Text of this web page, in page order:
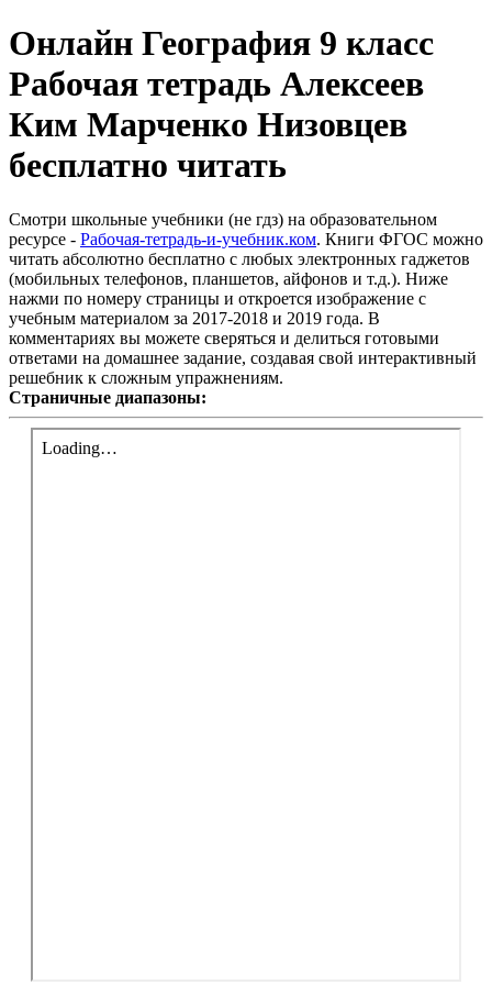
Онлайн География 9 класс
Рабочая тетрадь Алексеев
Ким Марченко Низовцев
бесплатно читать
Смотри школьные учебники (не гдз) на образовательном
ресурсе - Рабочая-тетрадь-и-учебник.ком. Книги ФГОС можно
читать абсолютно бесплатно с любых электронных гаджетов
(мобильных телефонов, планшетов, айфонов и т.д.). Ниже
нажми по номеру страницы и откроется изображение с
учебным материалом за 2017-2018 и 2019 года. В
комментариях вы можете сверяться и делиться готовыми
ответами на домашнее задание, создавая свой интерактивный
решебник к сложным упражнениям.
Страничные диапазоны: